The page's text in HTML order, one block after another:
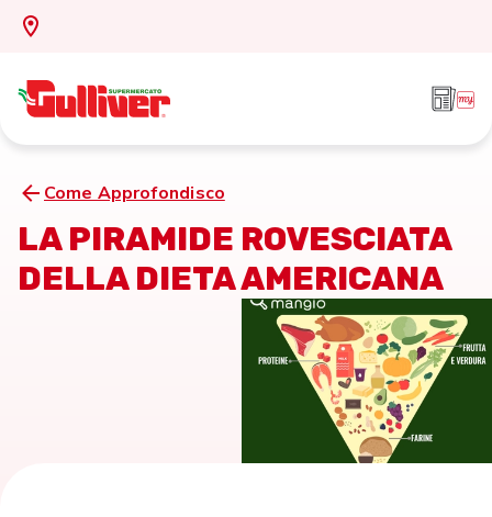
Come Approfondisco
LA PIRAMIDE ROVESCIATA
DELLA DIETA AMERICANA